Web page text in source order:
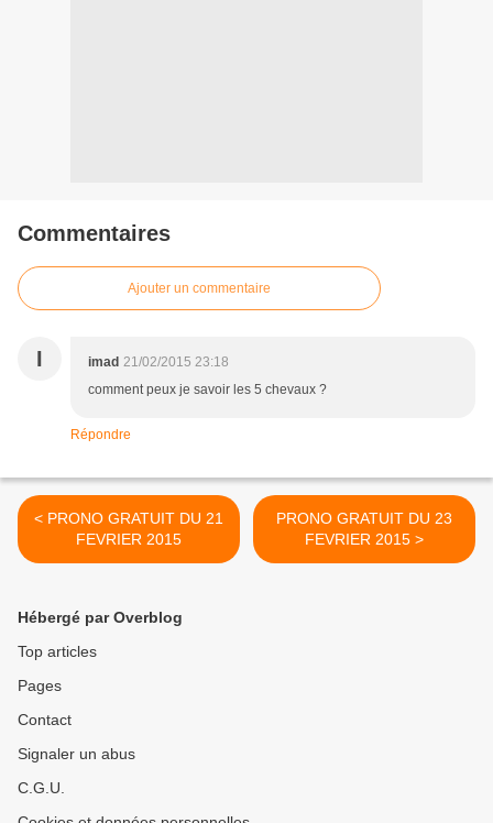
Commentaires
Ajouter un commentaire
I imad 21/02/2015 23:18
comment peux je savoir les 5 chevaux ?
Répondre
< PRONO GRATUIT DU 21
FEVRIER 2015
PRONO GRATUIT DU 23
FEVRIER 2015 >
Hébergé par Overblog
Top articles
Pages
Contact
Signaler un abus
C.G.U.